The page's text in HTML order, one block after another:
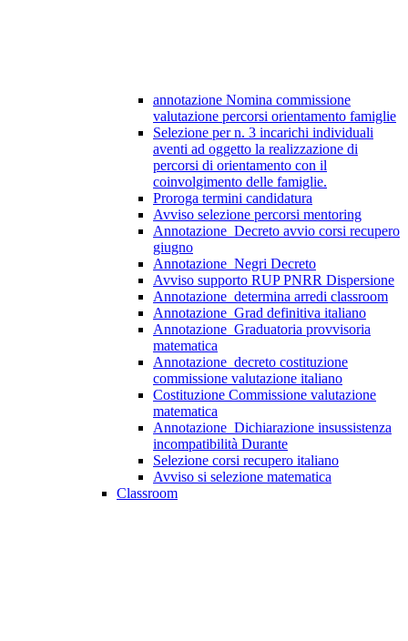
annotazione Nomina commissione
valutazione percorsi orientamento famiglie
Selezione per n. 3 incarichi individuali
aventi ad oggetto la realizzazione di
percorsi di orientamento con il
coinvolgimento delle famiglie.
Proroga termini candidatura
Avviso selezione percorsi mentoring
Annotazione_Decreto avvio corsi recupero
giugno
Annotazione_Negri Decreto
Avviso supporto RUP PNRR Dispersione
Annotazione_determina arredi classroom
Annotazione_Grad definitiva italiano
Annotazione_Graduatoria provvisoria
matematica
Annotazione_decreto costituzione
commissione valutazione italiano
Costituzione Commissione valutazione
matematica
Annotazione_Dichiarazione insussistenza
incompatibilità Durante
Selezione corsi recupero italiano
Avviso si selezione matematica
Classroom